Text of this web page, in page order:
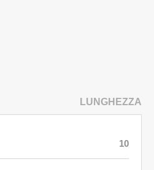
LUNGHEZZA
10